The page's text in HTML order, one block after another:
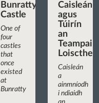
Bunratty
Castle
One of
four
castles
that
once
existed
at
Bunratty
Caisleán
agus
Túirín
an
Teampaill
Loiscthe
Caisleán
a
ainmníodh
i ndiaidh